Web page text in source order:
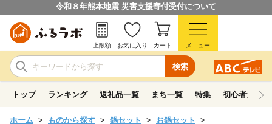
令和８年熊本地震 災害支援寄付受付について
検索
上限額 お気に入り カート メニュー
トップ ランキング 返礼品一覧 まち一覧 特集 初心者ガイド
ホーム ものから探す 鍋セット
お鍋セット